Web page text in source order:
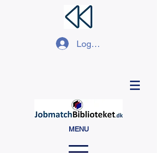
Log ind
MENU